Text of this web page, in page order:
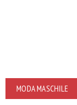
MODA MASCHILE